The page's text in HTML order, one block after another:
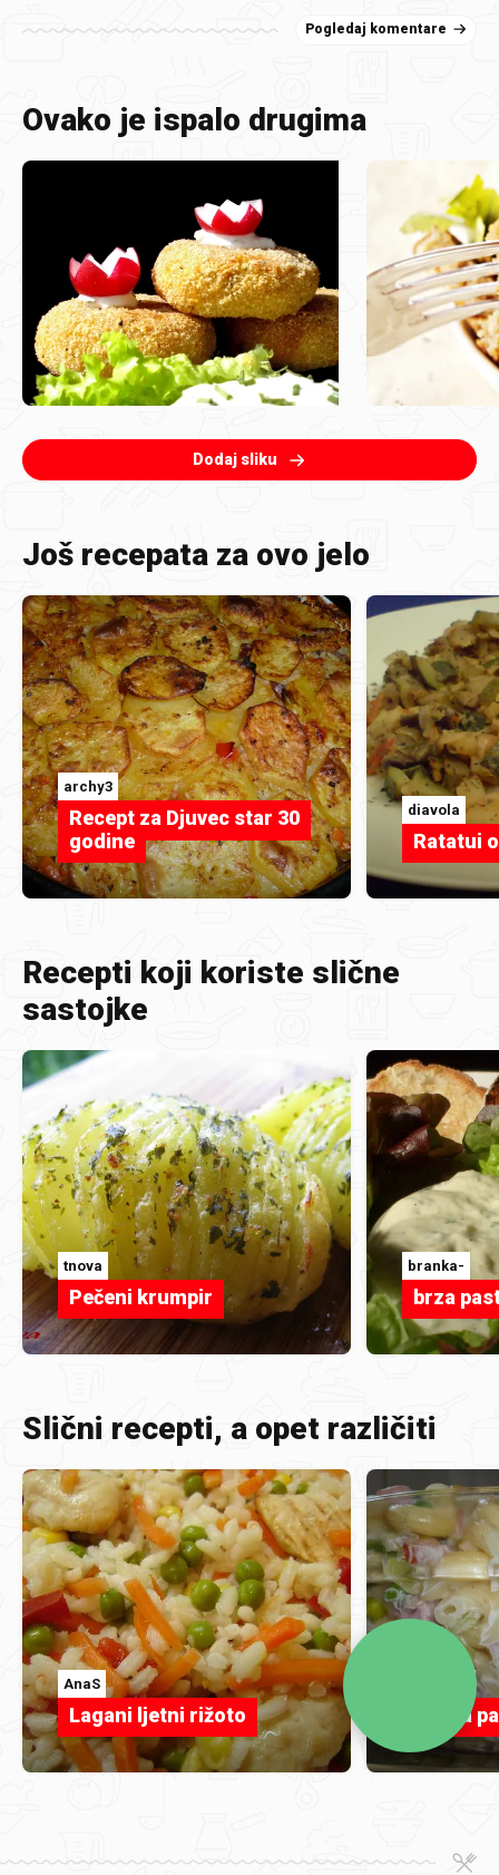
Pogledaj komentare
Ovako je ispalo drugima
Dodaj sliku
Još recepata za ovo jelo
archy3
Recept za Djuvec star 30
godine
diavola
Ratatui
Recepti koji koriste slične
sastojke
tnova
Pečeni krumpir
branka-
brza
Slični recepti, a opet različiti
AnaS
Lagani ljetni rižoto Ljetna